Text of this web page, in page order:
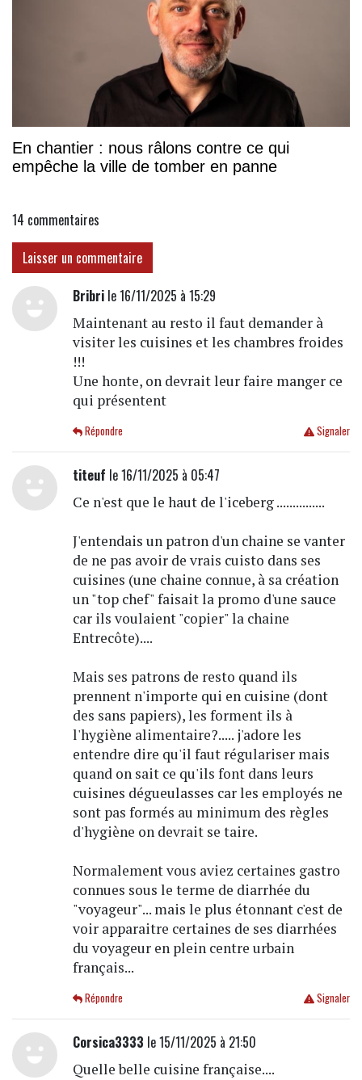
En chantier : nous râlons contre ce qui
empêche la ville de tomber en panne
14 commentaires
Laisser un commentaire
Bribrile 16/11/2025 à 15:29
Maintenant au resto il faut demander à
visiter les cuisines et les chambres froides
!!!
Une honte, on devrait leur faire manger ce
qui présentent
Signaler
Répondre
titeuf le 16/11/2025 à 05:47
Ce n'est que le haut de l'iceberg ...............
J'entendais un patron d'un chaine se vanter
de ne pas avoir de vrais cuisto dans ses
cuisines (une chaine connue, à sa création
un "top chef" faisait la promo d'une sauce
car ils voulaient "copier" la chaine
Entrecôte)....
Mais ses patrons de resto quand ils
prennent n'importe qui en cuisine (dont
des sans papiers), les forment ils à
l'hygiène alimentaire?..... j'adore les
entendre dire qu'il faut régulariser mais
quand on sait ce qu'ils font dans leurs
cuisines dégueulasses car les employés ne
sont pas formés au minimum des règles
d'hygiène on devrait se taire.
Normalement vous aviez certaines gastro
connues sous le terme de diarrhée du
"voyageur"... mais le plus étonnant c'est de
voir apparaitre certaines de ses diarrhées
du voyageur en plein centre urbain
français...
Signaler
Répondre
Corsica3333 le 15/11/2025 à 21:50
Quelle belle cuisine française....